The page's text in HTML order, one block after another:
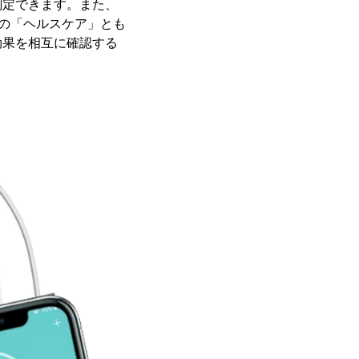
できます。また、
「ヘルスケア」とも
を相互に確認する